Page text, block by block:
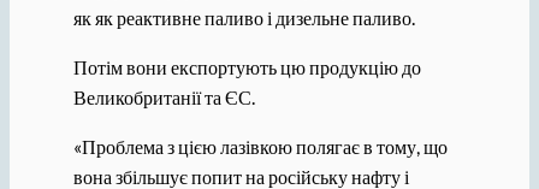
як як реактивне паливо і дизельне паливо.
Потім вони експортують цю продукцію до
Великобританії та ЄС.
«Проблема з цією лазівкою полягає в тому, що
вона збільшує попит на російську нафту і